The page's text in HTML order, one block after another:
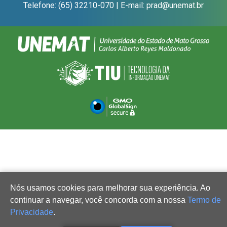
Telefone: (65) 32210-070 | E-mail: prad@unemat.br
Nós usamos cookies para melhorar sua experiência. Ao
continuar a navegar, você concorda com a nossa Termo de
Privacidade.